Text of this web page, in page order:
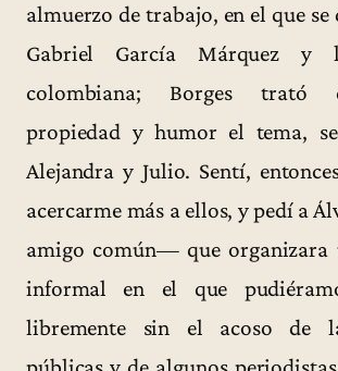
almuerzo de trabajo, en el que
Gabriel García Márquez y
colombiana; Borges trató
propiedad y humor el tema,
Alejandra y Julio. Sentí,
acercarme más a ellos, y pedí a
amigo común— que organizara
informal en el que
libremente sin el acoso de